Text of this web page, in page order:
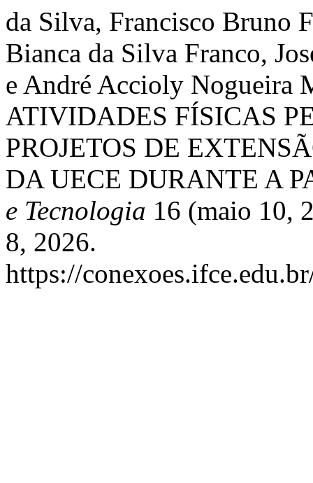
da Silva, Francisco Bruno
Bianca da Silva Franco,
e André Accioly Nogueira
ATIVIDADES FÍSICAS
PROJETOS DE
DA UECE DURANTE A
e Tecnologia 16 (maio 10,
8, 2026.
https://